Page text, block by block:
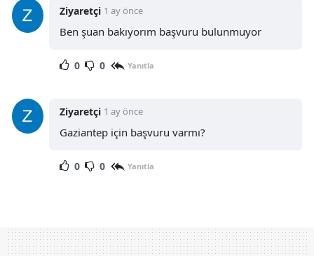
Ziyaretçi 1 ay önce
Ben şuan bakıyorım başvuru bulunmuyor
0 0 Yanıtla
Ziyaretçi 1 ay önce
Gaziantep için başvuru varmı?
0 0 Yanıtla